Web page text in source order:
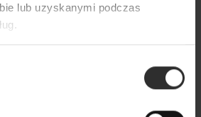
lub uzyskanymi podczas
produkty